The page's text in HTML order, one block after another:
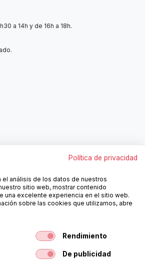
a 14h y de 16h a 18h.
Política de privacidad
el análisis de los datos de nuestros
sitio web, mostrar contenido
una excelente experiencia en el sitio web.
sobre las cookies que utilizamos, abre
Rendimiento
De publicidad